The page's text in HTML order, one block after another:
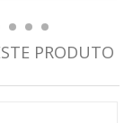
PRODUTO